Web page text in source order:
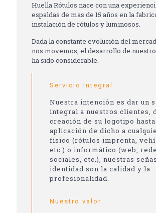
Huella Rótulos nace con una
espaldas de mas de 15 años en la
instalación de rótulos y luminosos.
Dada la constante evolución del
nos movemos, el desarrollo de
ha sido considerable.
Servicio Integral
Nuestra intención es dar un
integral a nuestros clientes,
creación de su logotipo
aplicación de dicho a
físico (rótulos imprenta,
etc.) o informático (web,
sociales, etc.), nuestras
identidad son la calidad y la
profesionalidad.
Nuestro valor